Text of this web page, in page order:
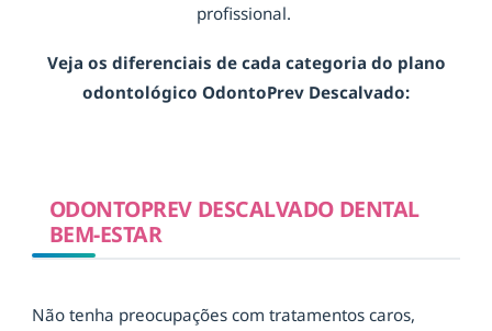
profissional.
Veja os diferenciais de cada categoria do plano
odontológico OdontoPrev Descalvado:
ODONTOPREV DESCALVADO DENTAL
BEM-ESTAR
Não tenha preocupações com tratamentos caros,